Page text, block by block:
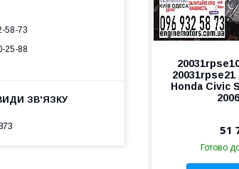
20031rpse21
Honda Civic
51
Готово
58-73
25-88